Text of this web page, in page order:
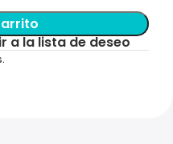
a la lista de deseo